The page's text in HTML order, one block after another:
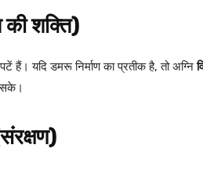
की शक्ति)
हैं। यदि डमरू निर्माण का प्रतीक है, तो अग्नि
सके।